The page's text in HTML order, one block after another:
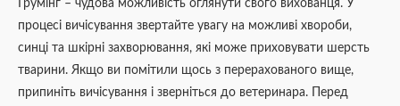
Грумінг – чудова можливість оглянути свого вихованця. У
процесі вичісування звертайте увагу на можливі хвороби,
синці та шкірні захворювання, які може приховувати шерсть
тварини. Якщо ви помітили щось з перерахованого вище,
припиніть вичісування і зверніться до ветеринара. Перед